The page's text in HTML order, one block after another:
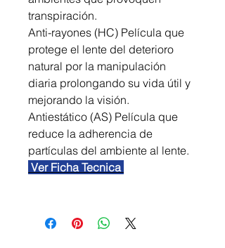
transpiración.
Anti-rayones (HC) Película que
protege el lente del deterioro
natural por la manipulación
diaria prolongando su vida útil y
mejorando la visión.
Antiestático (AS) Película que
reduce la adherencia de
partículas del ambiente al lente.
Ver Ficha Tecnica